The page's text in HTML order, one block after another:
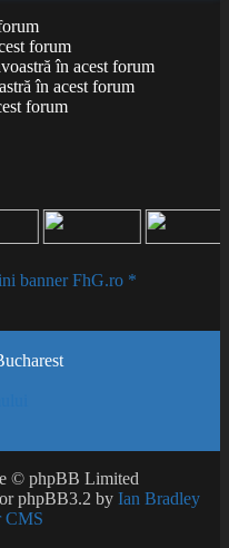
forum
în acest forum
în acest forum
forum
FhG.ro *
© phpBB Limited
phpBB3.2 by Ian Bradley
CMS